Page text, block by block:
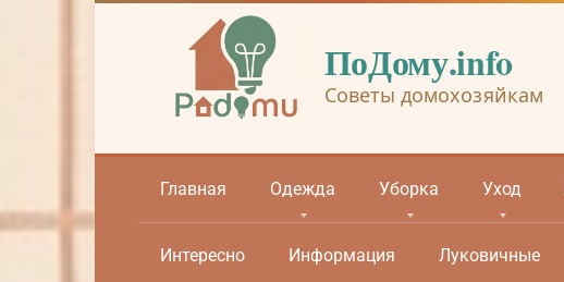
ПоДому.info
Советы домохозяйкам
Главная Одежда Уборка Уход
Интересно Информация Луковичные